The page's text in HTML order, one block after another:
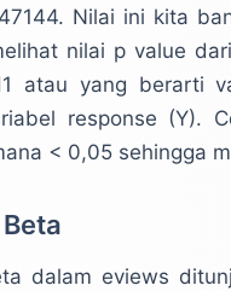
Nilai ini kita
nilai p value
atau yang berarti
response (Y).
< 0,05 sehingga
dalam eviews